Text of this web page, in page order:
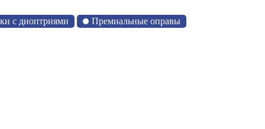
с диоптриями Премиальные оправы